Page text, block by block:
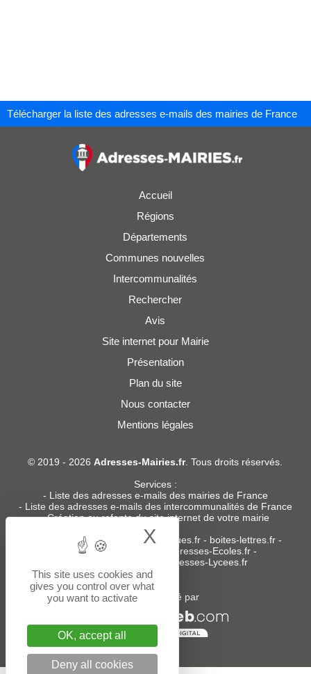
Télécharger la liste des adresses e-mails des mairies de France
Accueil
Régions
Départements
Communes nouvelles
Intercommunalités
Rechercher
Avis
Site internet pour Mairie
Présentation
Plan du site
Nous contacter
Mentions légales
© 2019 - 2026Adresses-Mairies.fr. Tous droits réservés.
Services :
- Liste des adresses e-mails des mairies de France
- Liste des adresses e-mails des intercommunalités de France
-Création ou refonte du site internet de votre mairie
Sites partenaires: donneespubliques.fr - boites-lettres.fr -
bureaux.boites-lettres.fr
Adresses-Ecoles.fr -
Adresses-Lycees.fr
Un service édité par
This site uses cookies and
gives you control over what
you want to activate
OK, accept all
Deny all cookies
X Hide cookie